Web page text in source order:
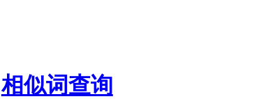
相似词查询